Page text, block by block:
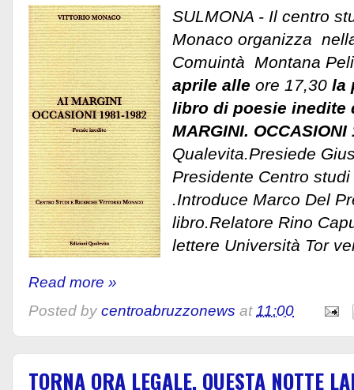
SULMONA - Il centro
Monaco organizza
Comuintà Montana
aprile alle ore 17,30 la
libro di poesie inedite
MARGINI. OCCASIONI
Qualevita.Presiede
Presidente Centro
.Introduce Marco Del
libro.Relatore Rino
lettere Università Tor
Read more »
Posted by centroabruzzonews at11:00
TORNA ORA LEGALE, QUESTA NOTTE